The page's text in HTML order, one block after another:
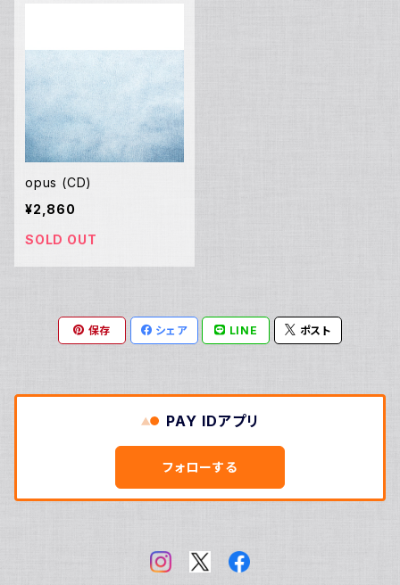
opus (CD)
¥2,860
SOLD OUT
保存 シェア LINE ポスト
PAY IDアプリ
フォローする